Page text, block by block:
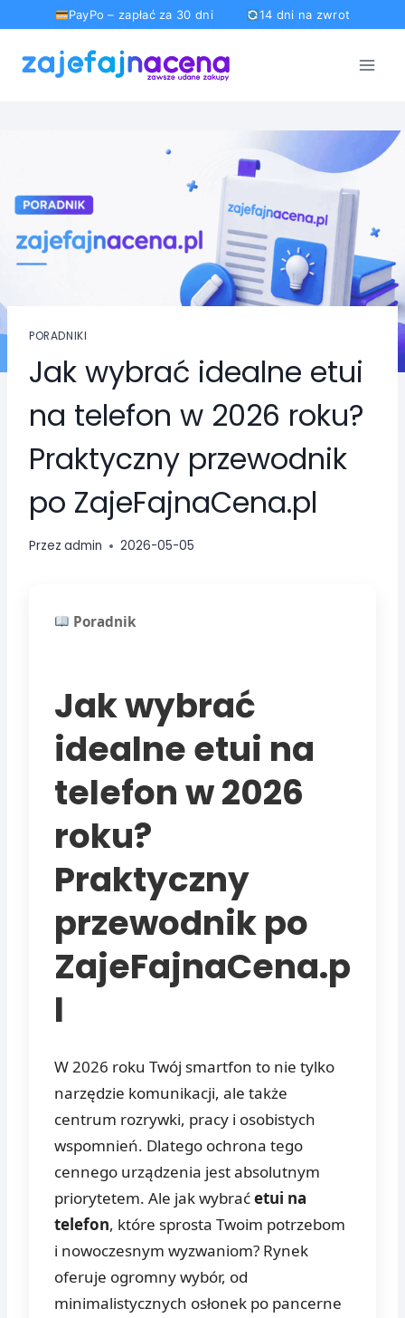
PayPo – zapłać za 30 dni 14 dni na zwrot
PORADNIKI
Jak wybrać idealne etui
na telefon w 2026 roku?
Praktyczny przewodnik
po ZajeFajnaCena.pl
Przez admin 2026-05-05
Poradnik
Jak wybrać
idealne etui na
telefon w 2026
roku?
Praktyczny
przewodnik po
ZajeFajnaCena.p
l
W 2026 roku Twój smartfon to nie tylko
narzędzie komunikacji, ale także
centrum rozrywki, pracy i osobistych
wspomnień. Dlatego ochrona tego
cennego urządzenia jest absolutnym
priorytetem. Ale jak wybraćetui na
telefon, które sprosta Twoim potrzebom
i nowoczesnym wyzwaniom? Rynek
oferuje ogromny wybór, od
minimalistycznych osłonek po pancerne